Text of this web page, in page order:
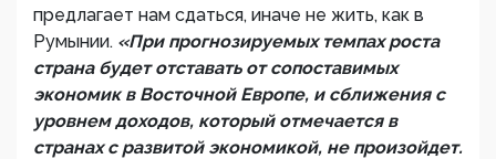
предлагает нам сдаться, иначе не жить, как в
Румынии. «При прогнозируемых темпах роста
страна будет отставать от сопоставимых
экономик в Восточной Европе, и сближения с
уровнем доходов, который отмечается в
странах с развитой экономикой, не произойдет.